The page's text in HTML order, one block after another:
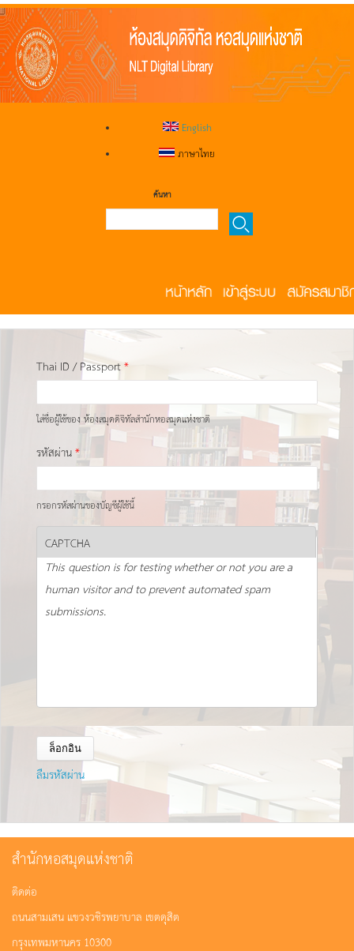
English
ภาษาไทย
ค้นหา
Thai ID / Passport*
ใส่ชื่อผู้ใช้ของ ห้องสมุดดิจิทัลสำนักหอสมุดแห่งชาติ
รหัสผ่าน*
กรอกรหัสผ่านของบัญชีผู้ใช้นี้
CAPTCHA
This question is for testing whether or not you are a
human visitor and to prevent automated spam
submissions.
ลืมรหัสผ่าน
สำนักหอสมุดแห่งชาติ
ติดต่อ
ถนนสามเสน แขวงวชิรพยาบาล เขตดุสิต
กรุงเทพมหานคร 10300